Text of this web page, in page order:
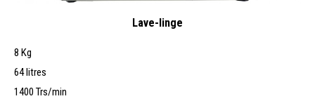
Lave-linge
8 Kg
64 litres
1400 Trs/min